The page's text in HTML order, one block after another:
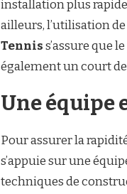
installation plus
ailleurs, l’utilisation
Tenniss’assure que
également un court
Une équipe
Pour assurer la
s’appuie sur une
techniques de